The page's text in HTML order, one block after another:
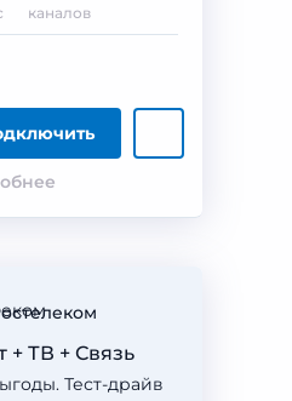
каналов
Тест-драйв
+ ТВ + Связь